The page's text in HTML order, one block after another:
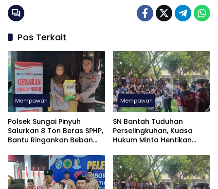
Pos Terkait
Mempawah
Polsek Sungai Pinyuh
Salurkan 8 Ton Beras SPHP,
Bantu Ringankan Beban
Mempawah
SN Bantah Tuduhan
Perselingkuhan, Kuasa
Hukum Minta Hentikan